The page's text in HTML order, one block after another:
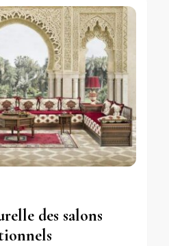
des salons